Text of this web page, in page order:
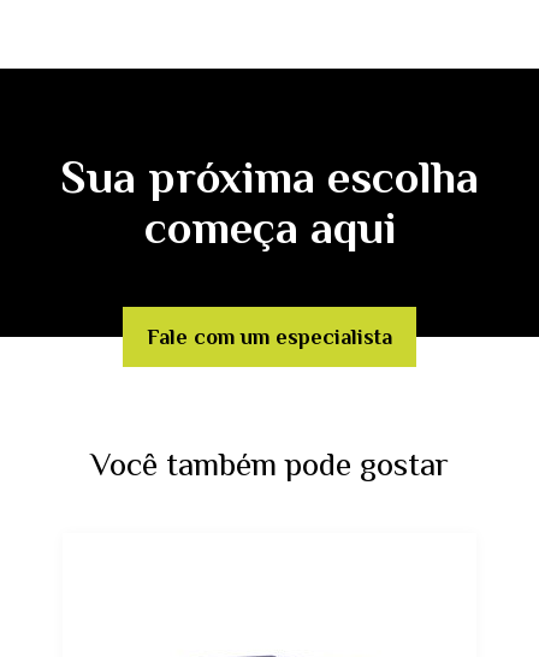
Sua próxima escolha
começa aqui
Fale com um especialista
Você também pode gostar